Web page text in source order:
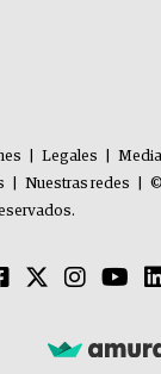
Legales
Nuestras redes